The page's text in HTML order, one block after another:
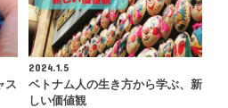
ス
2024.1.5
ベトナム人の生き方から学ぶ、新
しい価値観